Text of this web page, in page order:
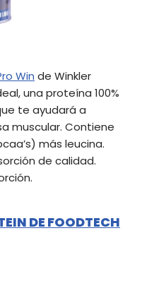
Win de Winkler
una proteína 100%
te ayudará a
muscular. Contiene
más leucina.
de calidad.
DE FOODTECH